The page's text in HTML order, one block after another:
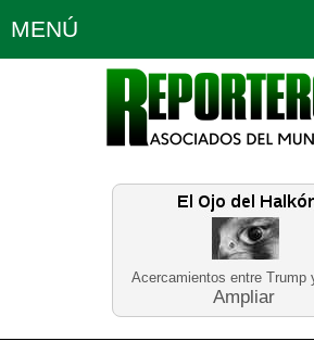
Acercamientos entre Trump
Ampliar
MENÚ
Política Opinión
Planeta Tierra
Educación